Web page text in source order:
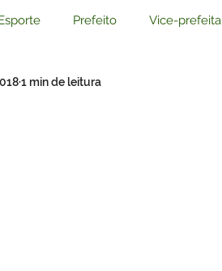
Prefeito Vice-prefeita
Básico
1 min de leitura